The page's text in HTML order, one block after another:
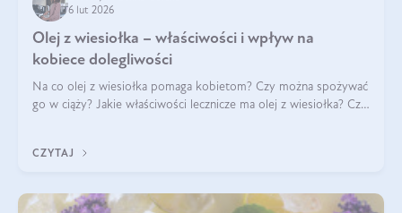
6 lut 2026
Olej z wiesiołka – właściwości i wpływ na
kobiece dolegliwości
Na co olej z wiesiołka pomaga kobietom? Czy można spożywać
go w ciąży? Jakie właściwości lecznicze ma olej z wiesiołka? Czy
CZYTAJ